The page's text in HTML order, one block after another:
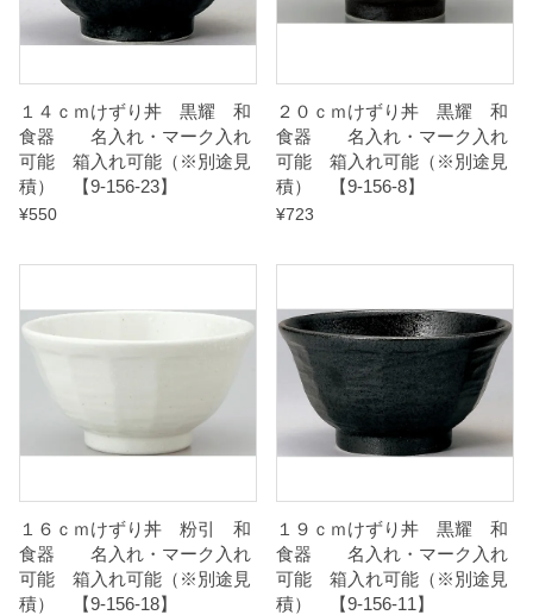
見
積
）
【
-
1
0
】
q
１４ｃｍけずり丼 黒耀 和
食器 名入れ・マーク入れ
可能 箱入れ可能（※別途見
積） 【9-156-23】
¥550
２０ｃｍけずり丼 黒耀 和
食器 名入れ・マーク入れ
可能 箱入れ可能（※別途見
積） 【9-156-8】
¥723
１６ｃｍけずり丼 粉引 和
食器 名入れ・マーク入れ
可能 箱入れ可能（※別途見
積） 【9-156-18】
１９ｃｍけずり丼 黒耀 和
食器 名入れ・マーク入れ
可能 箱入れ可能（※別途見
積） 【9-156-11】